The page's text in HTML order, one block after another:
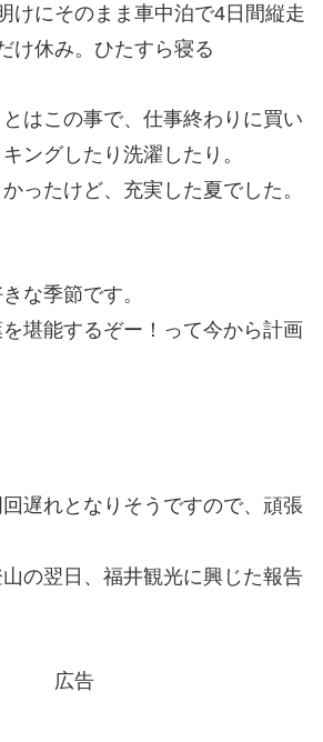
けにそのまま車中泊で4日間縦走
け休み。ひたすら寝る
はこの事で、仕事終わりに買い
ングしたり洗濯したり。
ったけど、充実した夏でした。
な季節です。
堪能するぞー！って今から計画
遅れとなりそうですので、頑張
の翌日、福井観光に興じた報告
広告